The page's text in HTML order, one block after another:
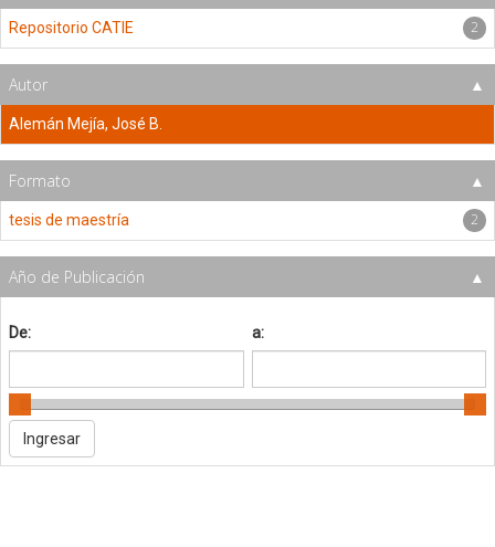
Repositorio CATIE 2
Autor
Alemán Mejía, José B.
Formato
tesis de maestría 2
Año de Publicación
De: a: